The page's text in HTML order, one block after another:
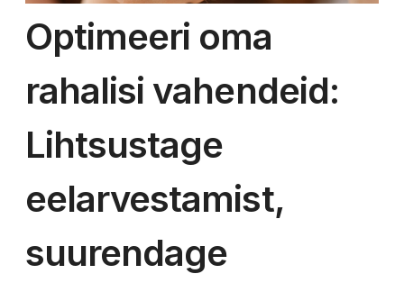
Optimeeri oma
rahalisi vahendeid:
Lihtsustage
eelarvestamist,
suurendage